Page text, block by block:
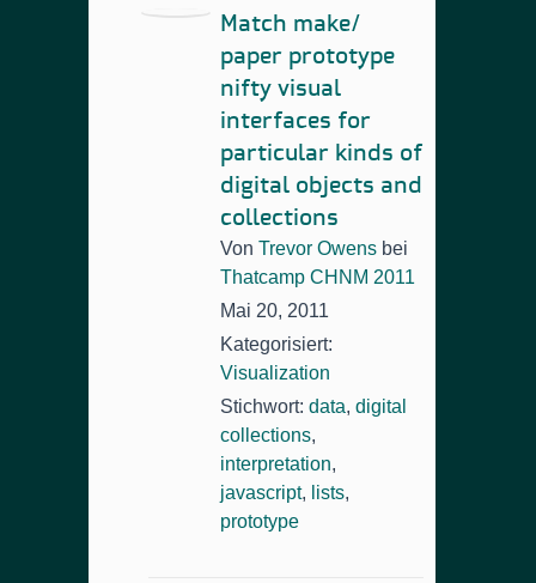
Match make/
paper prototype
nifty visual
interfaces for
particular kinds of
digital objects and
collections
Von Trevor Owens bei
Thatcamp CHNM 2011
Mai 20, 2011
Kategorisiert:
Visualization
Stichwort: data, digital
collections,
interpretation,
javascript, lists,
prototype